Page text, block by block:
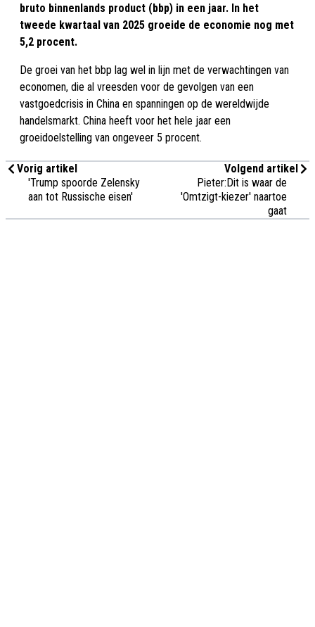
bruto binnenlands product (bbp) in een jaar. In het
tweede kwartaal van 2025 groeide de economie nog met
5,2 procent.
De groei van het bbp lag wel in lijn met de verwachtingen van
economen, die al vreesden voor de gevolgen van een
vastgoedcrisis in China en spanningen op de wereldwijde
handelsmarkt. China heeft voor het hele jaar een
groeidoelstelling van ongeveer 5 procent.
Vorig artikel
'Trump spoorde Zelensky
aan tot Russische eisen'
Volgend artikel
Pieter:Dit is waar de
'Omtzigt-kiezer' naartoe
gaat